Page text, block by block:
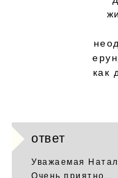
как
ответ
Уважаемая
Очень приятно.